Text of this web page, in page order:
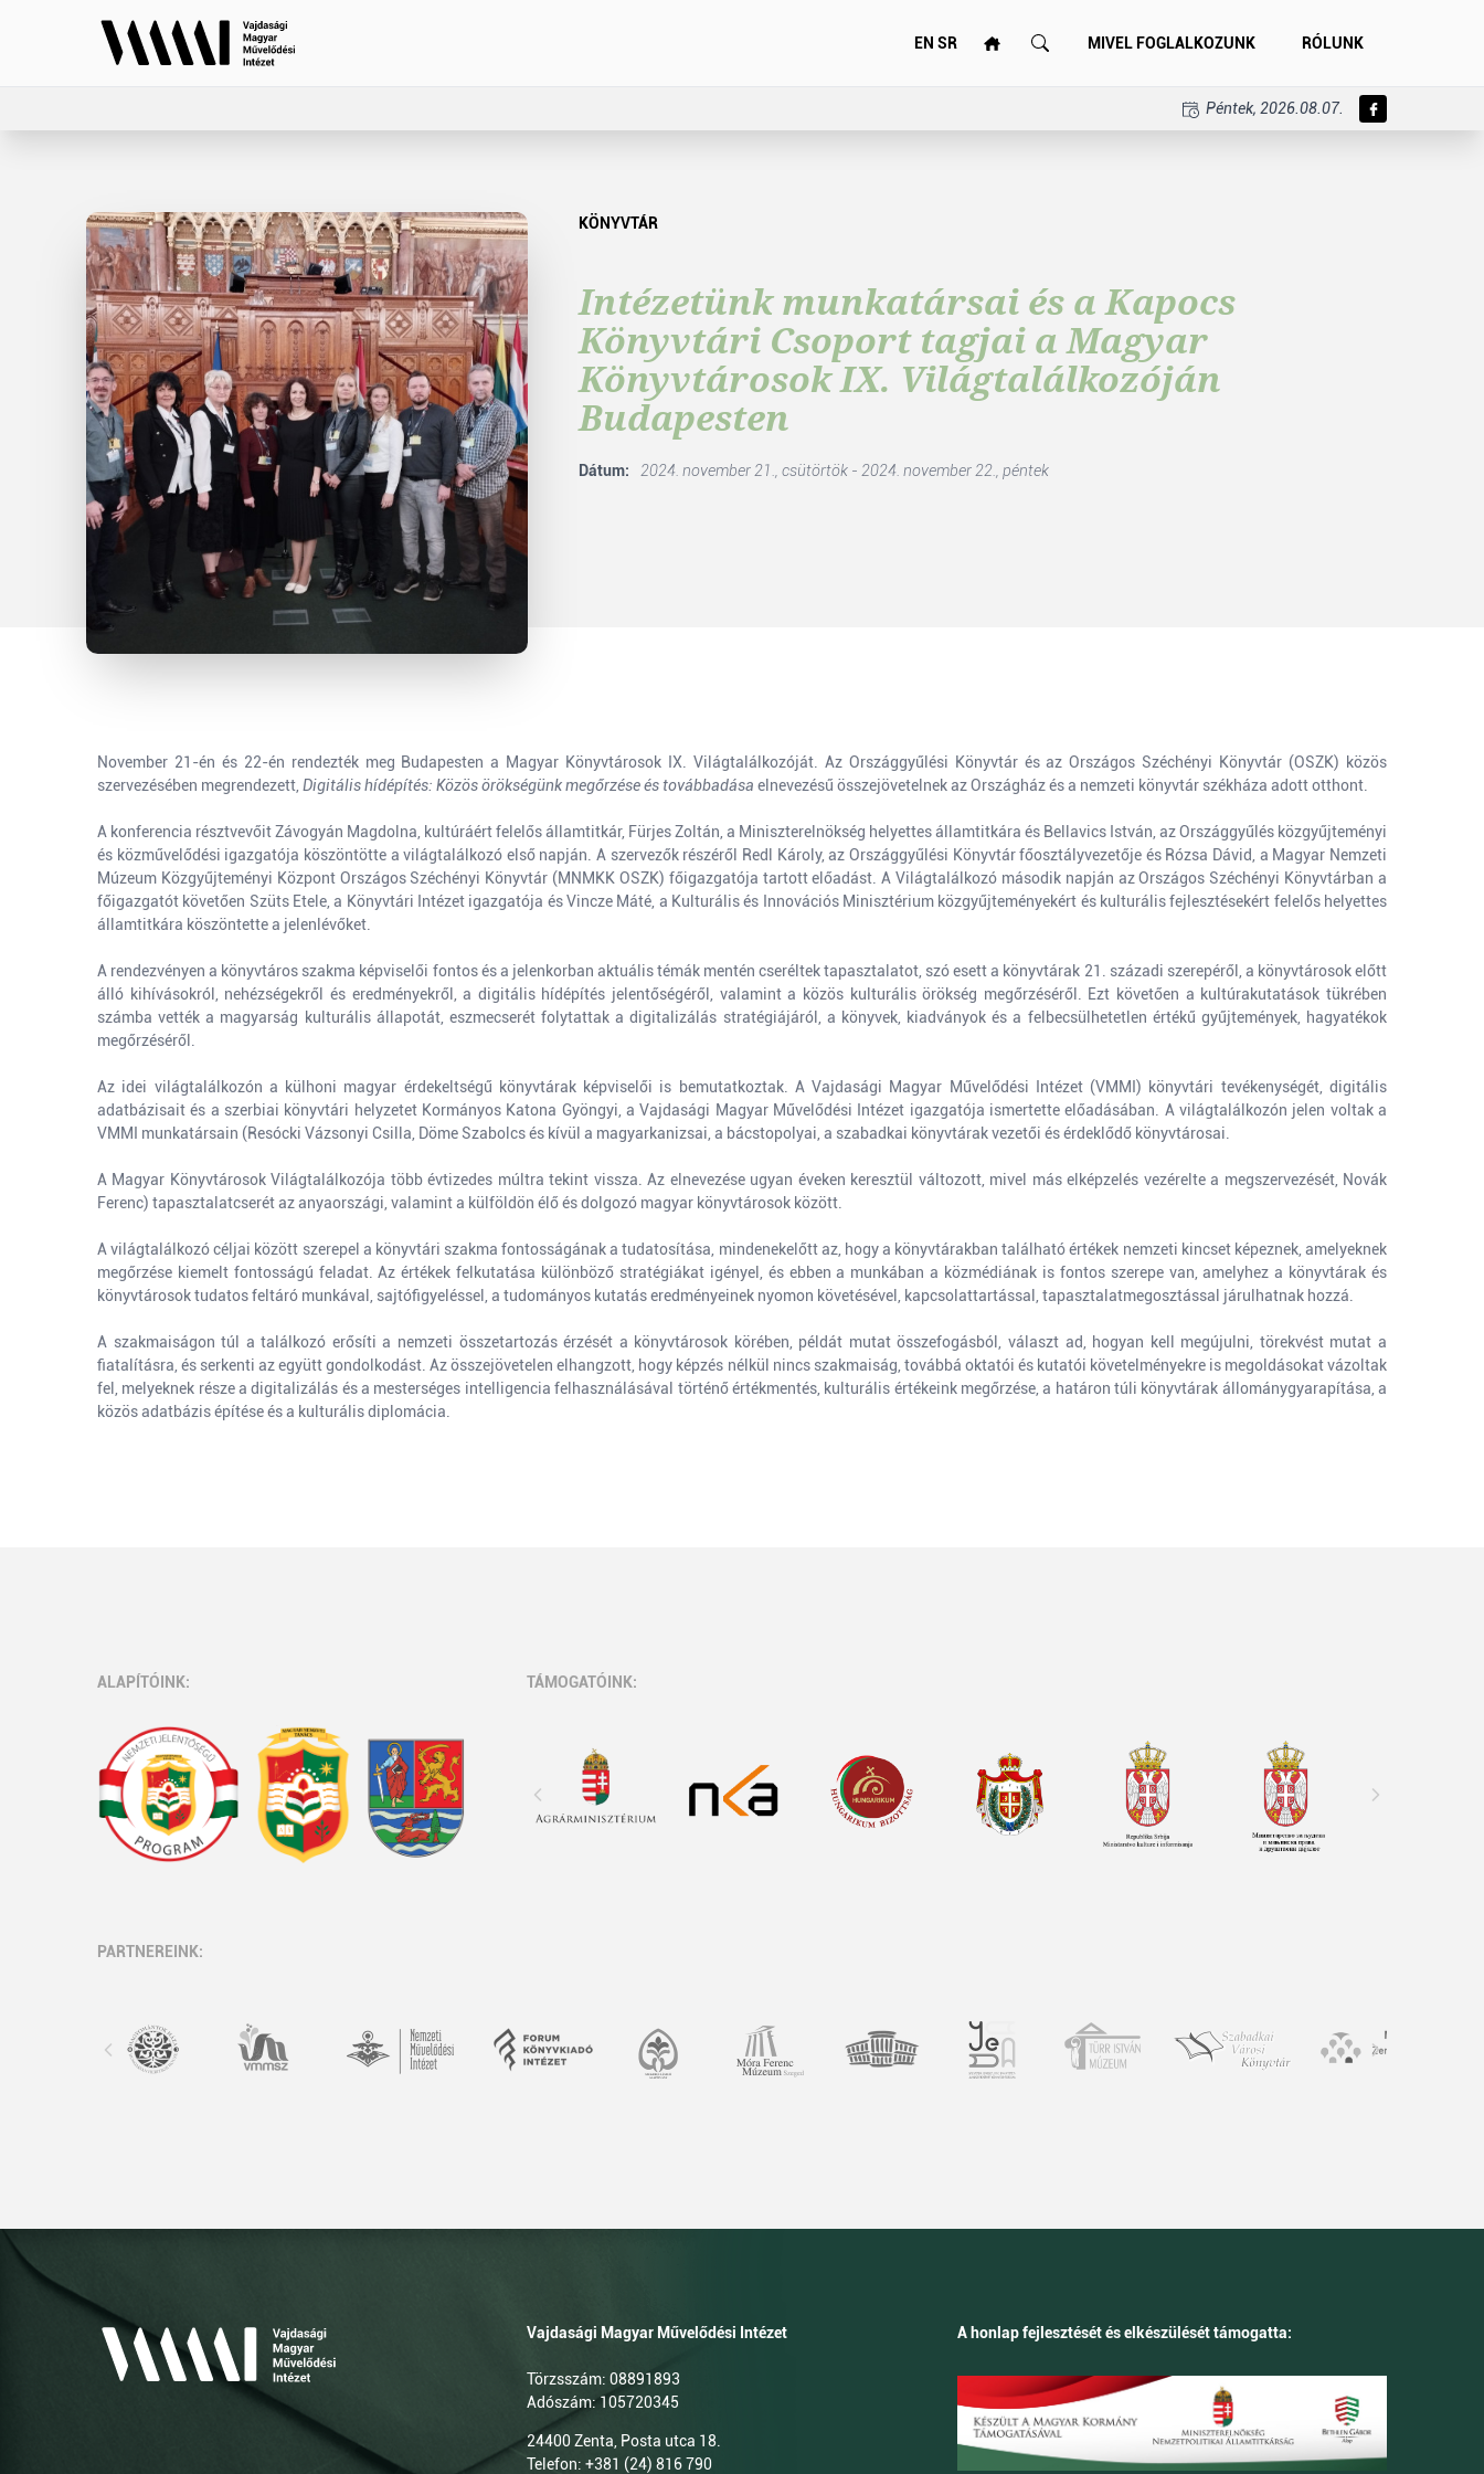
EN SR MIVEL FOGLALKOZUNK RÓLUNK
Péntek, 2026.08.07.
KÖNYVTÁR
Intézetünk munkatársai és a Kapocs
Könyvtári Csoport tagjai a Magyar
Könyvtárosok IX. Világtalálkozóján
Budapesten
Dátum: 2024. november 21., csütörtök - 2024. november 22., péntek
November 21-én és 22-én rendezték meg Budapesten a Magyar Könyvtárosok IX. Világtalálkozóját. Az Országgyűlési Könyvtár és az Országos Széchényi Könyvtár (OSZK) közös
szervezésében megrendezett, Digitális hídépítés: Közös örökségünk megőrzése és továbbadása elnevezésű összejövetelnek az Országház és a nemzeti könyvtár székháza adott otthont.
A konferencia résztvevőit Závogyán Magdolna, kultúráért felelős államtitkár, Fürjes Zoltán, a Miniszterelnökség helyettes államtitkára és Bellavics István, az Országgyűlés közgyűjteményi
és közművelődési igazgatója köszöntötte a világtalálkozó első napján. A szervezők részéről Redl Károly, az Országgyűlési Könyvtár főosztályvezetője és Rózsa Dávid, a Magyar Nemzeti
Múzeum Közgyűjteményi Központ Országos Széchényi Könyvtár (MNMKK OSZK) főigazgatója tartott előadást. A Világtalálkozó második napján az Országos Széchényi Könyvtárban a
főigazgatót követően Szüts Etele, a Könyvtári Intézet igazgatója és Vincze Máté, a Kulturális és Innovációs Minisztérium közgyűjteményekért és kulturális fejlesztésekért felelős helyettes
államtitkára köszöntette a jelenlévőket.
A rendezvényen a könyvtáros szakma képviselői fontos és a jelenkorban aktuális témák mentén cseréltek tapasztalatot, szó esett a könyvtárak 21. századi szerepéről, a könyvtárosok előtt
álló kihívásokról, nehézségekről és eredményekről, a digitális hídépítés jelentőségéről, valamint a közös kulturális örökség megőrzéséről. Ezt követően a kultúrakutatások tükrében
számba vették a magyarság kulturális állapotát, eszmecserét folytattak a digitalizálás stratégiájáról, a könyvek, kiadványok és a felbecsülhetetlen értékű gyűjtemények, hagyatékok
megőrzéséről.
Az idei világtalálkozón a külhoni magyar érdekeltségű könyvtárak képviselői is bemutatkoztak. A Vajdasági Magyar Művelődési Intézet (VMMI) könyvtári tevékenységét, digitális
adatbázisait és a szerbiai könyvtári helyzetet Kormányos Katona Gyöngyi, a Vajdasági Magyar Művelődési Intézet igazgatója ismertette előadásában. A világtalálkozón jelen voltak a
VMMI munkatársain (Resócki Vázsonyi Csilla, Döme Szabolcs és kívül a magyarkanizsai, a bácstopolyai, a szabadkai könyvtárak vezetői és érdeklődő könyvtárosai.
A Magyar Könyvtárosok Világtalálkozója több évtizedes múltra tekint vissza. Az elnevezése ugyan éveken keresztül változott, mivel más elképzelés vezérelte a megszervezését, Novák
Ferenc) tapasztalatcserét az anyaországi, valamint a külföldön élő és dolgozó magyar könyvtárosok között.
A világtalálkozó céljai között szerepel a könyvtári szakma fontosságának a tudatosítása, mindenekelőtt az, hogy a könyvtárakban található értékek nemzeti kincset képeznek, amelyeknek
megőrzése kiemelt fontosságú feladat. Az értékek felkutatása különböző stratégiákat igényel, és ebben a munkában a közmédiának is fontos szerepe van, amelyhez a könyvtárak és
könyvtárosok tudatos feltáró munkával, sajtófigyeléssel, a tudományos kutatás eredményeinek nyomon követésével, kapcsolattartással, tapasztalatmegosztással járulhatnak hozzá.
A szakmaiságon túl a találkozó erősíti a nemzeti összetartozás érzését a könyvtárosok körében, példát mutat összefogásból, választ ad, hogyan kell megújulni, törekvést mutat a
fiatalításra, és serkenti az együtt gondolkodást. Az összejövetelen elhangzott, hogy képzés nélkül nincs szakmaiság, továbbá oktatói és kutatói követelményekre is megoldásokat vázoltak
fel, melyeknek része a digitalizálás és a mesterséges intelligencia felhasználásával történő értékmentés, kulturális értékeink megőrzése, a határon túli könyvtárak állománygyarapítása, a
közös adatbázis építése és a kulturális diplomácia.
ALAPÍTÓINK: TÁMOGATÓINK:
PARTNEREINK:
Vajdasági Magyar Művelődési Intézet
Törzsszám: 08891893
Adószám: 105720345
24400 Zenta, Posta utca 18.
Telefon: +381 (24) 816 790
A honlap fejlesztését és elkészülését támogatta: